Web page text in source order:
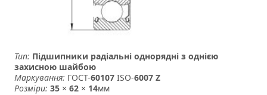
Тип: Підшипники радіальні однорядні з однією
захисною шайбою
Маркування: ГОСТ-60107 ­ ISO-6007 Z
Розміри: 35 ×62 × 14мм